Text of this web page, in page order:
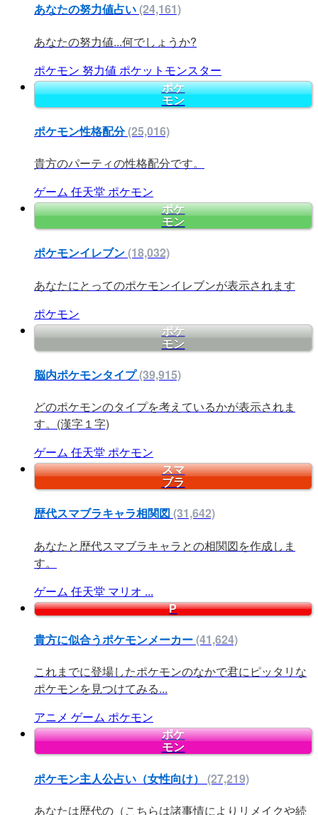
あなたの努力値占い(24,161)
あなたの努力値...何でしょうか?
ポケモン 努力値 ポケットモンスター
ポケ
モン
ポケモン性格配分(25,016)
貴方のパーティの性格配分です。
ゲーム 任天堂 ポケモン
ポケ
モン
ポケモンイレブン(18,032)
あなたにとってのポケモンイレブンが表示されます
ポケモン
ポケ
モン
脳内ポケモンタイプ(39,915)
どのポケモンのタイプを考えているかが表示されま
す。(漢字１字)
ゲーム 任天堂 ポケモン
スマ
ブラ
歴代スマブラキャラ相関図 (31,642)
あなたと歴代スマブラキャラとの相関図を作成しま
す。
ゲーム 任天堂 マリオ ...
P
貴方に似合うポケモンメーカー(41,624)
これまでに登場したポケモンのなかで君にピッタリな
ポケモンを見つけてみる...
アニメ ゲーム ポケモン
ポケ
モン
ポケモン主人公占い（女性向け） (27,219)
あなたは歴代の（こちらは諸事情によりリメイクや続